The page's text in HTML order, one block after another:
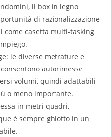
il box in legno
di razionalizzazione
come casetta multi-tasking
le diverse metrature e
autorimesse
volumi, quindi adattabili
o meno importante.
in metri quadri,
è sempre ghiotto in un